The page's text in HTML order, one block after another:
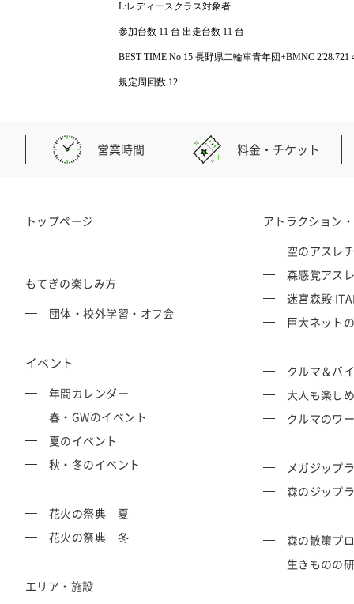
モータースポーツ
空のアスレチックひろば KONOMI
大人も楽しめるレーシングカート
もてぎ2&4レース
スクール・
スタンダードルーム
グランツーリスモカフェ
L:レディースクラス対象者
参加台数 11 台 出走台数 11 台
BEST TIME No 15 長野県二輪車青年団+BMNC 2'28.721
規定周回数 12
営業時間 料金・チケット
トップページ
もてぎの楽しみ方
団体・校外学習・オフ会
イベント
年間カレンダー
春・GWのイベント
夏のイベント
秋・冬のイベント
花火の祭典 夏
花火の祭典 冬
エリア・施設
アトラクション
空のアスレ
森感覚アス
迷宮森殿
巨大ネット
クルマ＆バ
大人も楽し
クルマのワ
メガジップ
森のジップ
森の散策プ
生きものの